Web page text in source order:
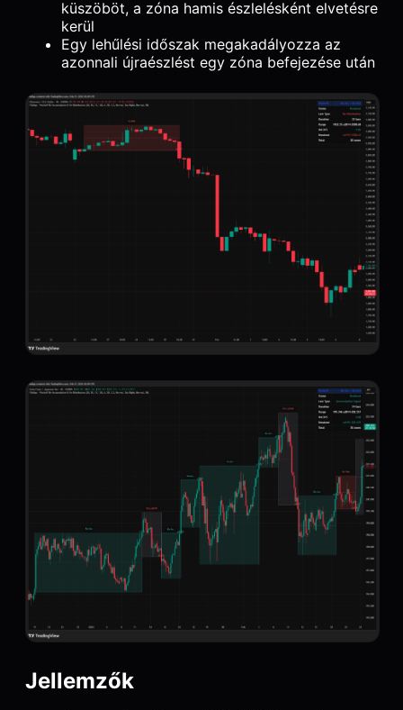
küszöböt, a zóna hamis észlelésként elvetésre
kerül
Egy lehűlési időszak megakadályozza az
azonnali újraészlést egy zóna befejezése után
Jellemzők